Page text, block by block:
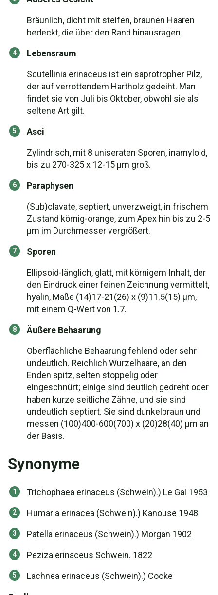
Bräunlich, dicht mit steifen, braunen Haaren
bedeckt, die über den Rand hinausragen.
Lebensraum
Scutellinia erinaceus ist ein saprotropher Pilz,
der auf verrottendem Hartholz gedeiht. Man
findet sie von Juli bis Oktober, obwohl sie als
seltene Art gilt.
Asci
Zylindrisch, mit 8 uniseraten Sporen, inamyloid,
bis zu 270-325 x 12-15 µm groß.
Paraphysen
(Sub)clavate, septiert, unverzweigt, in frischem
Zustand körnig-orange, zum Apex hin bis zu 2-5
µm im Durchmesser vergrößert.
Sporen
Ellipsoid-länglich, glatt, mit körnigem Inhalt, der
den Eindruck einer feinen Zeichnung vermittelt,
hyalin, Maße (14)17-21(26) x (9)11.5(15) µm,
mit einem Q-Wert von 1.7.
Äußere Behaarung
Oberflächliche Behaarung fehlend oder sehr
undeutlich. Reichlich Wurzelhaare, an den
Enden spitz, selten stoppelig oder
eingeschnürt; einige sind deutlich gedreht oder
haben kurze seitliche Zähne, und sie sind
undeutlich septiert. Sie sind dunkelbraun und
messen (100)400-600(700) x (20)28(40) µm an
der Basis.
Synonyme
Trichophaea erinaceus (Schwein).) Le Gal 1953
Humaria erinacea (Schwein).) Kanouse 1948
Patella erinaceus (Schwein).) Morgan 1902
Peziza erinaceus Schwein. 1822
Lachnea erinaceus (Schwein).) Cooke